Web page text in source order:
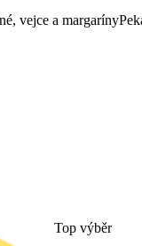
vejce a margaríny
Top výběr